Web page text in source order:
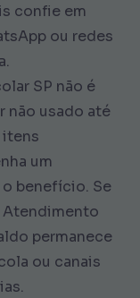
confie em
ou redes
SP não é
não usado até
itens
um
benefício. Se
Atendimento
permanece
ou canais